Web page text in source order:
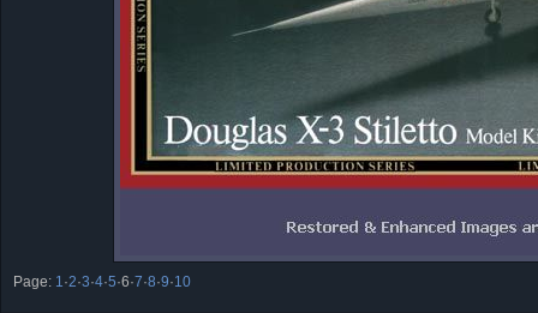
Page: 1 ·2·3·4·5·6·7·8·9·10